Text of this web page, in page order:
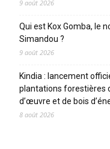
9 août 2026
Qui est Kox Gomba, le
Simandou ?
9 août 2026
Kindia : lancement
plantations forestières
d’œuvre et de bois
8 août 2026